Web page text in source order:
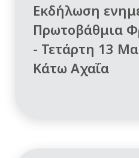
Εκδήλωση
Πρωτοβάθμια
- Τετάρτη 13
Κάτω Αχαΐα